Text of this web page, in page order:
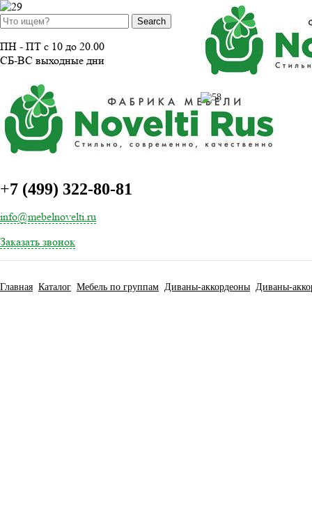
ПН - ПТ с 10 до 20.00
СБ-ВС выходные дни
+7 (499) 322-80-81
info@mebelnovelti.ru
Заказать звонок
Главная Каталог Мебель по группам Диваны-аккордеоны Диваны-